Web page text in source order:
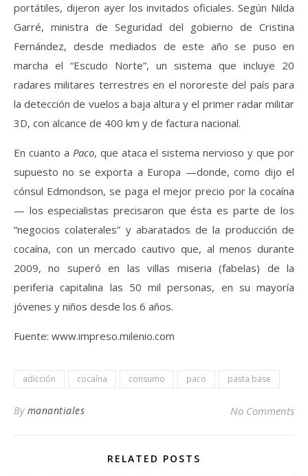
portátiles, dijeron ayer los invitados oficiales. Según Nilda
Garré, ministra de Seguridad del gobierno de Cristina
Fernández, desde mediados de este año se puso en
marcha el “Escudo Norte”, un sistema que incluye 20
radares militares terrestres en el nororeste del país para
la detección de vuelos a baja altura y el primer radar militar
3D, con alcance de 400 km y de factura nacional.
En cuanto a Paco, que ataca el sistema nervioso y que por
supuesto no se exporta a Europa —donde, como dijo el
cónsul Edmondson, se paga el mejor precio por la cocaína
— los especialistas precisaron que ésta es parte de los
“negocios colaterales” y abaratados de la producción de
cocaína, con un mercado cautivo que, al menos durante
2009, no superó en las villas miseria (fabelas) de la
periferia capitalina las 50 mil personas, en su mayoría
jóvenes y niños desde los 6 años.
Fuente: www.impreso.milenio.com
adicción cocaína consumo paco pasta base
By manantiales No Comments
RELATED POSTS